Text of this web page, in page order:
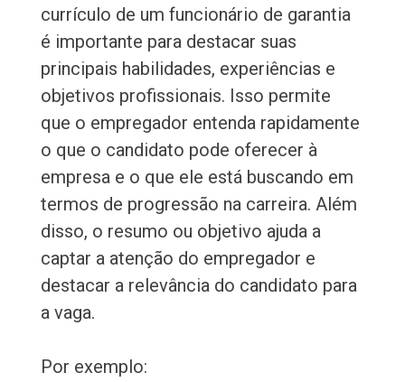
currículo de um funcionário de garantia
é importante para destacar suas
principais habilidades, experiências e
objetivos profissionais. Isso permite
que o empregador entenda rapidamente
o que o candidato pode oferecer à
empresa e o que ele está buscando em
termos de progressão na carreira. Além
disso, o resumo ou objetivo ajuda a
captar a atenção do empregador e
destacar a relevância do candidato para
a vaga.
Por exemplo: